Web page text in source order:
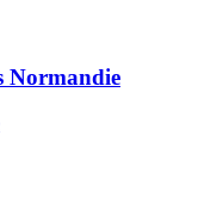
Normandie